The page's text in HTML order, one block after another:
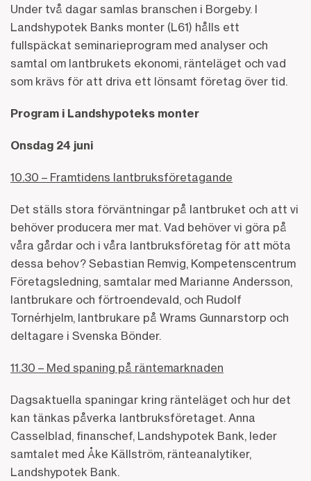
Under två dagar samlas branschen i Borgeby. I
Landshypotek Banks monter (L61) hålls ett
fullspäckat seminarieprogram med analyser och
samtal om lantbrukets ekonomi, ränteläget och vad
som krävs för att driva ett lönsamt företag över tid.
Program i Landshypoteks monter
Onsdag 24 juni
10.30 – Framtidens lantbruksföretagande
Det ställs stora förväntningar på lantbruket och att vi
behöver producera mer mat. Vad behöver vi göra på
våra gårdar och i våra lantbruksföretag för att möta
dessa behov? Sebastian Remvig, Kompetenscentrum
Företagsledning, samtalar med Marianne Andersson,
lantbrukare och förtroendevald, och Rudolf
Tornérhjelm, lantbrukare på Wrams Gunnarstorp och
deltagare i Svenska Bönder.
11.30 – Med spaning på räntemarknaden
Dagsaktuella spaningar kring ränteläget och hur det
kan tänkas påverka lantbruksföretaget. Anna
Casselblad, finanschef, Landshypotek Bank, leder
samtalet med Åke Källström, ränteanalytiker,
Landshypotek Bank.